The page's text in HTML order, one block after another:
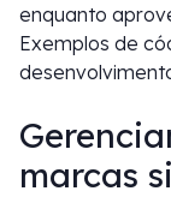
enquanto
Exemplos de
marcas